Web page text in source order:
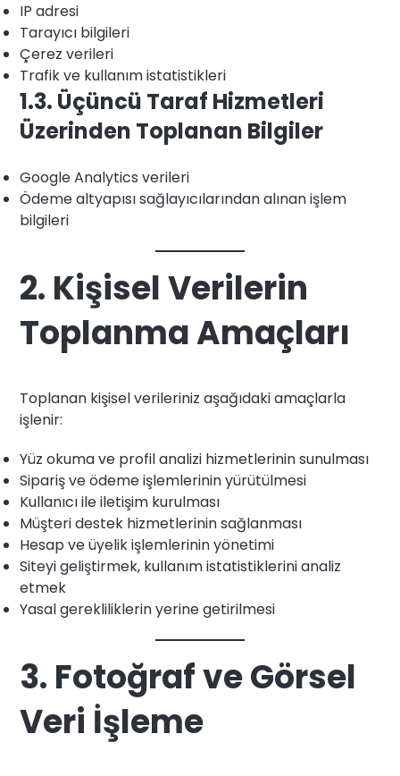
IP adresi
Tarayıcı bilgileri
Çerez verileri
Trafik ve kullanım istatistikleri
1.3. Üçüncü Taraf Hizmetleri
Üzerinden Toplanan Bilgiler
Google Analytics verileri
Ödeme altyapısı sağlayıcılarından alınan işlem
bilgileri
2. Kişisel Verilerin
Toplanma Amaçları
Toplanan kişisel verileriniz aşağıdaki amaçlarla
işlenir:
Yüz okuma ve profil analizi hizmetlerinin sunulması
Sipariş ve ödeme işlemlerinin yürütülmesi
Kullanıcı ile iletişim kurulması
Müşteri destek hizmetlerinin sağlanması
Hesap ve üyelik işlemlerinin yönetimi
Siteyi geliştirmek, kullanım istatistiklerini analiz
etmek
Yasal gerekliliklerin yerine getirilmesi
3. Fotoğraf ve Görsel
Veri İşleme